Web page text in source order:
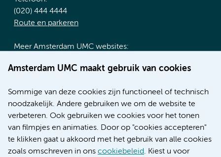
Amsterdam UMC maakt gebruik van cookies
Sommige van deze cookies zijn functioneel of technisch
noodzakelijk. Andere gebruiken we om de website te
verbeteren. Ook gebruiken we cookies voor het tonen
van filmpjes en animaties. Door op "cookies accepteren"
te klikken gaat u akkoord met het gebruik van alle cookies
zoals omschreven in ons cookiebeleid. Kiest u voor
(020) 444 4444
Route en parkeren
Meer Amsterdam UMC websites:
Werken bij Amsterdam UMC
Nieuws
Research
Educatie locatie AMC
Educatie locatie VUmc